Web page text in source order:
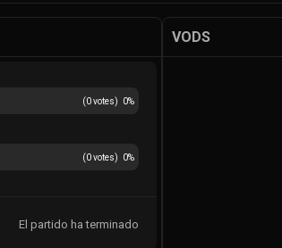
(0votes) 0%
(0votes) 0%
El partido ha terminado
VODS